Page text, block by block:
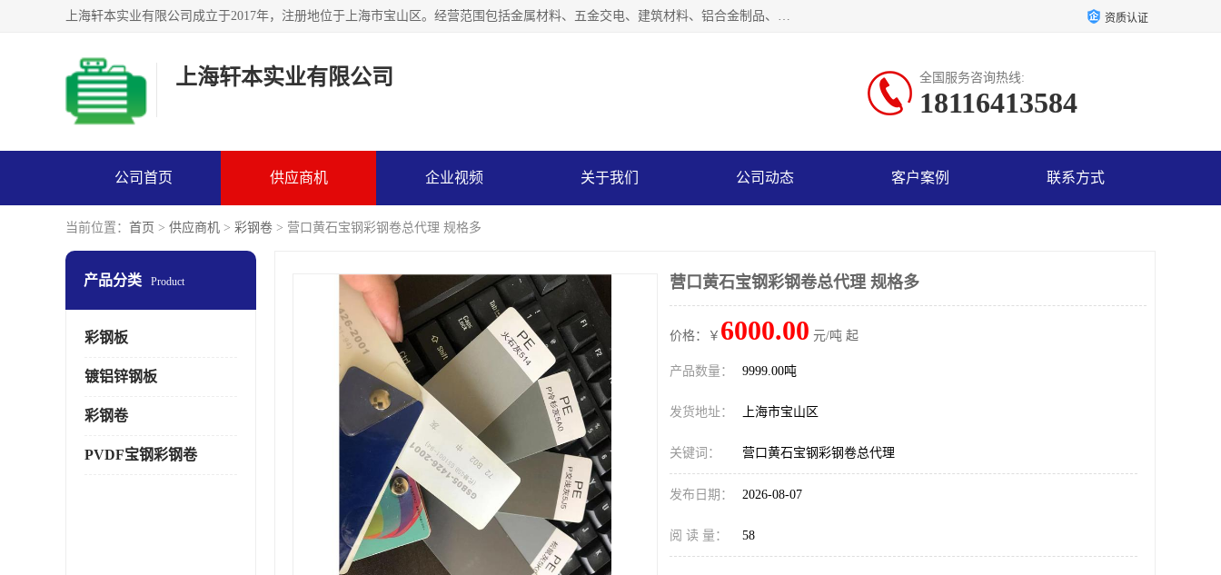
上海轩本实业有限公司成立于2017年，注册地位于上海市宝山区。经营范围包括金属材料、五金交电、建筑材料、铝合金制品、机械设备、电线电缆、装潢材料等；公司主营产品：宝钢彩钢板、宝钢彩钢卷、宝钢彩涂板、宝钢彩涂卷、宝钢高耐候彩钢板，宝钢氟碳彩钢板。是一家集钢铁贸易，物流、加工为一体的产业全配套公司。 资质认证
上海轩本实业有限公司 全国服务咨询热线:
18116413584
公司首页 供应商机 企业视频 关于我们 公司动态 客户案例 联系方式
当前位置： 首页 > 供应商机 > 彩钢卷 > 营口黄石宝钢彩钢卷总代理 规格多
产品分类 Product
彩钢板
镀铝锌钢板
彩钢卷
PVDF宝钢彩钢卷
营口黄石宝钢彩钢卷总代理 规格多
价格：￥ 6000.00 元/吨 起
产品数量： 9999.00吨
发货地址： 上海市宝山区
关键词： 营口黄石宝钢彩钢卷总代理
发布日期： 2026-08-07
阅 读 量： 58